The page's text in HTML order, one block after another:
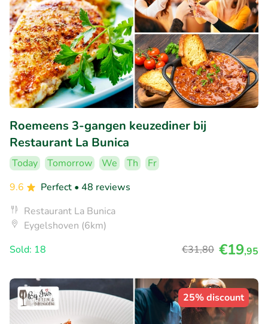
Roemeens 3-gangen keuzediner bij
Restaurant La Bunica
Today Tomorrow We Th
Fr
9.6
Perfect • 48 reviews
Restaurant La Bunica
Eygelshoven (6km)
Sold: 18
€31,80 €19,95
25% discount